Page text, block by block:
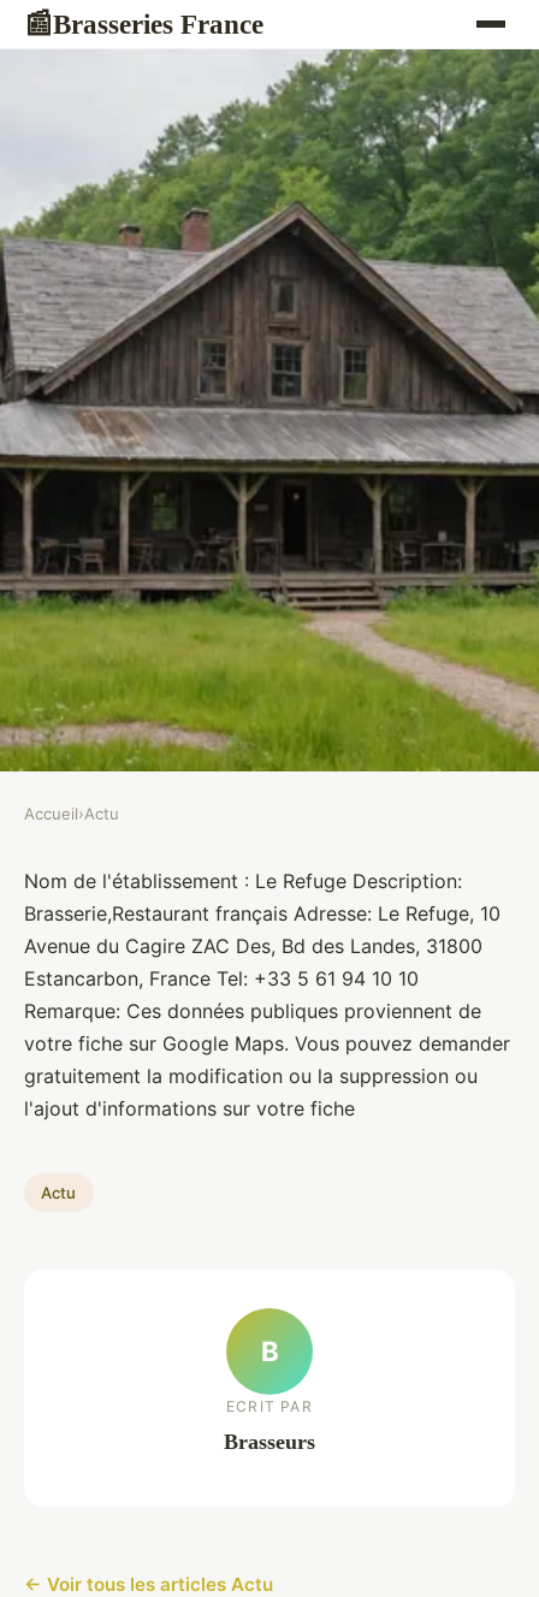
📰Brasseries France
Le Refuge
Brasseurs•10 janvier 2022•1 min de lecture
Accueil›Actu
Nom de l'établissement : Le Refuge Description:
Brasserie,Restaurant français Adresse: Le Refuge, 10
Avenue du Cagire ZAC Des, Bd des Landes, 31800
Estancarbon, France Tel: +33 5 61 94 10 10
Remarque: Ces données publiques proviennent de
votre fiche sur Google Maps. Vous pouvez demander
gratuitement la modification ou la suppression ou
l'ajout d'informations sur votre fiche
Actu
B
ECRIT PAR
Brasseurs
← Voir tous les articles Actu